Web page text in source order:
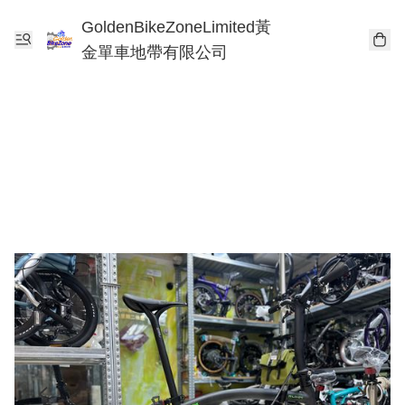
GoldenBikeZoneLimited黃
金單車地帶有限公司